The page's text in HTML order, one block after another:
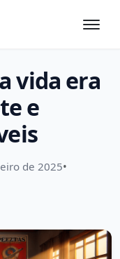
vida era
e
de 2025•